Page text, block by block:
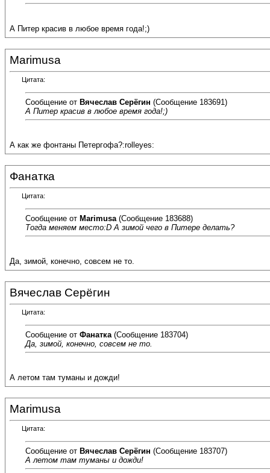
А Питер красив в любое время года!;)
Marimusa
Цитата:
Сообщение от Вячеслав Серёгин (Сообщение 183691)
А Питер красив в любое время года!;)
А как же фонтаны Петергофа?:rolleyes:
Фанатка
Цитата:
Сообщение от Marimusa (Сообщение 183688)
Тогда меняем место:D А зимой чего в Питере делать?
Да, зимой, конечно, совсем не то.
Вячеслав Серёгин
Цитата:
Сообщение от Фанатка (Сообщение 183704)
Да, зимой, конечно, совсем не то.
А летом там туманы и дожди!
Marimusa
Цитата:
Сообщение от Вячеслав Серёгин (Сообщение 183707)
А летом там туманы и дожди!